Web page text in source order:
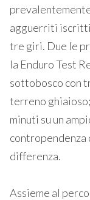
agguerriti
tre giri. Due le
la Enduro Test
sottobosco con
terreno
minuti su un
contropendenza
differenza.
Assieme al